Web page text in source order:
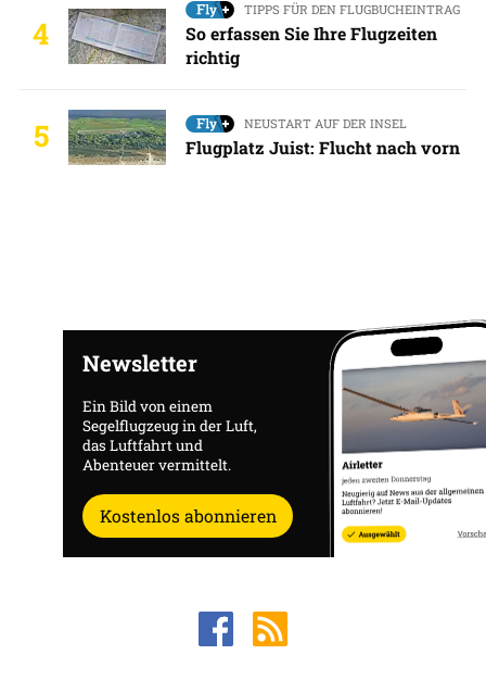
4
TIPPS FÜR DEN FLUGBUCHEINTRAG
So erfassen Sie Ihre Flugzeiten
richtig
5 NEUSTART AUF DER INSEL
Flugplatz Juist: Flucht nach vorn
Newsletter
Ein Bild von einem
Segelflugzeug in der Luft,
das Luftfahrt und
Abenteuer vermittelt.
Kostenlos abonnieren